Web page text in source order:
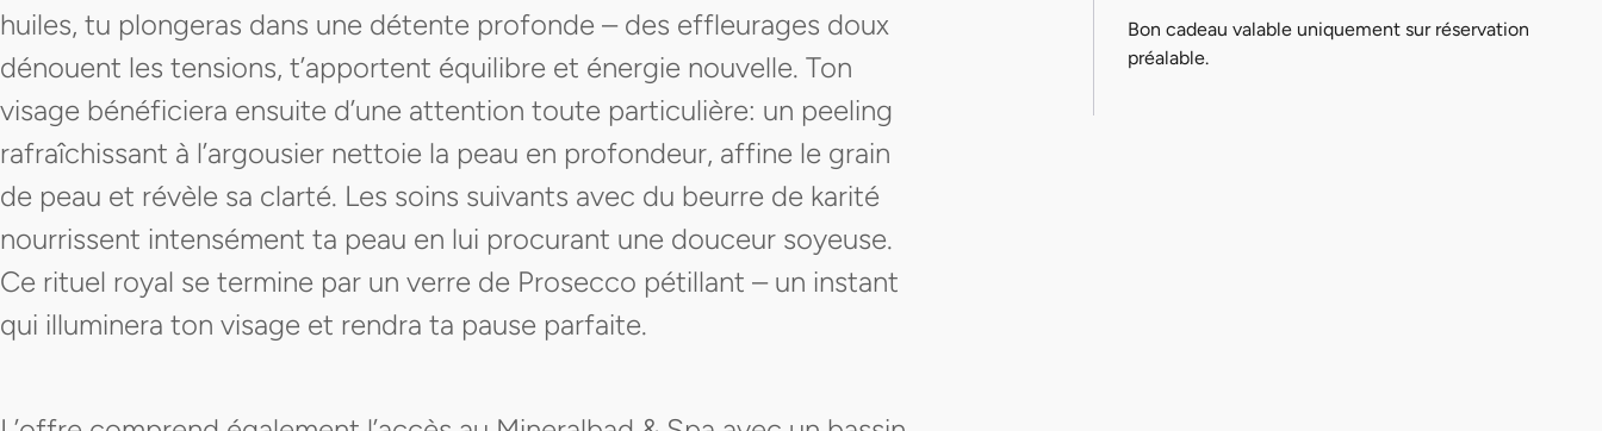
huiles, tu plongeras dans une détente profonde – des effleurages doux
dénouent les tensions, t’apportent équilibre et énergie nouvelle. Ton
visage bénéficiera ensuite d’une attention toute particulière: un peeling
rafraîchissant à l’argousier nettoie la peau en profondeur, affine le grain
de peau et révèle sa clarté. Les soins suivants avec du beurre de karité
nourrissent intensément ta peau en lui procurant une douceur soyeuse.
Ce rituel royal se termine par un verre de Prosecco pétillant – un instant
qui illuminera ton visage et rendra ta pause parfaite.
Bon cadeau valable uniquement sur réservation
préalable.